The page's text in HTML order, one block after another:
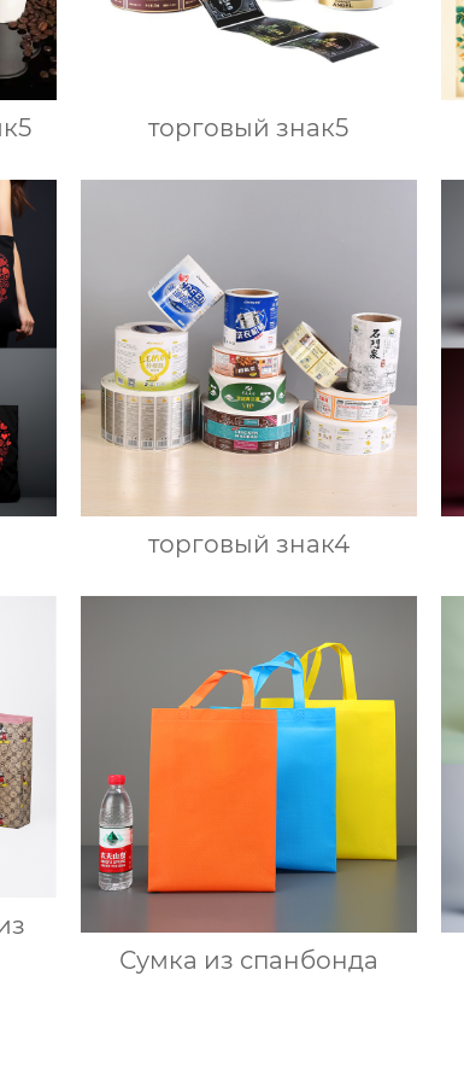
торговый знак5
торговый знак4
Сумка из спанбонда